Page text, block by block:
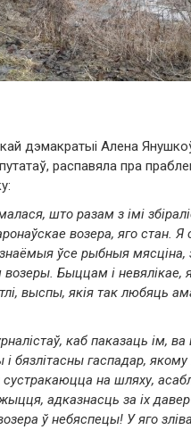
дэмакратыі Алена
распавяла пра
што разам з імі
возера, яго стан. Я
ўсе рыбныя
Быццам і невялікае,
выспы, якія так любяць
каб паказаць ім,
бязлітасны гаспадар,
на шляху,
адказнасць за іх
ў небяспецы! У яго